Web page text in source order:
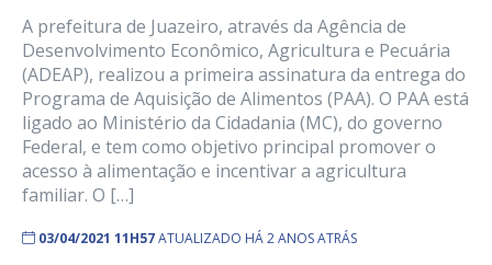
A prefeitura de Juazeiro, através da Agência de
Desenvolvimento Econômico, Agricultura e Pecuária
(ADEAP), realizou a primeira assinatura da entrega do
Programa de Aquisição de Alimentos (PAA). O PAA está
ligado ao Ministério da Cidadania (MC), do governo
Federal, e tem como objetivo principal promover o
acesso à alimentação e incentivar a agricultura
familiar. O […]
03/04/2021 11H57ATUALIZADO HÁ 2 ANOS ATRÁS